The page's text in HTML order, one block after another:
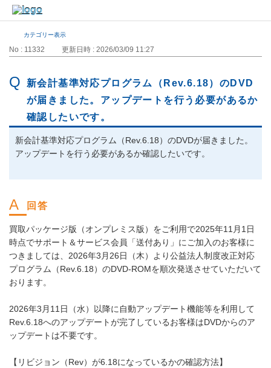
カテゴリー表示
No : 11332 更新日時 : 2026/03/09 11:27
新会計基準対応プログラム（Rev.6.18）のDVD
が届きました。アップデートを行う必要があるか
確認したいです。
新会計基準対応プログラム（Rev.6.18）のDVDが届きました。
アップデートを行う必要があるか確認したいです。
買取パッケージ版（オンプレミス版）をご利用で2025年11⽉1⽇
時点でサポート＆サービス会員「送付あり」にご加⼊のお客様に
つきましては、2026年3月26日（木）より公益法人制度改正対応
プログラム（Rev.6.18）のDVD-ROMを順次発送させていただいて
おります。
2026年3月11日（水）以降に自動アップデート機能等を利用して
Rev.6.18へのアップデートが完了しているお客様はDVDからのア
ップデートは不要です。
【リビジョン（Rev）が6.18になっているかの確認方法】